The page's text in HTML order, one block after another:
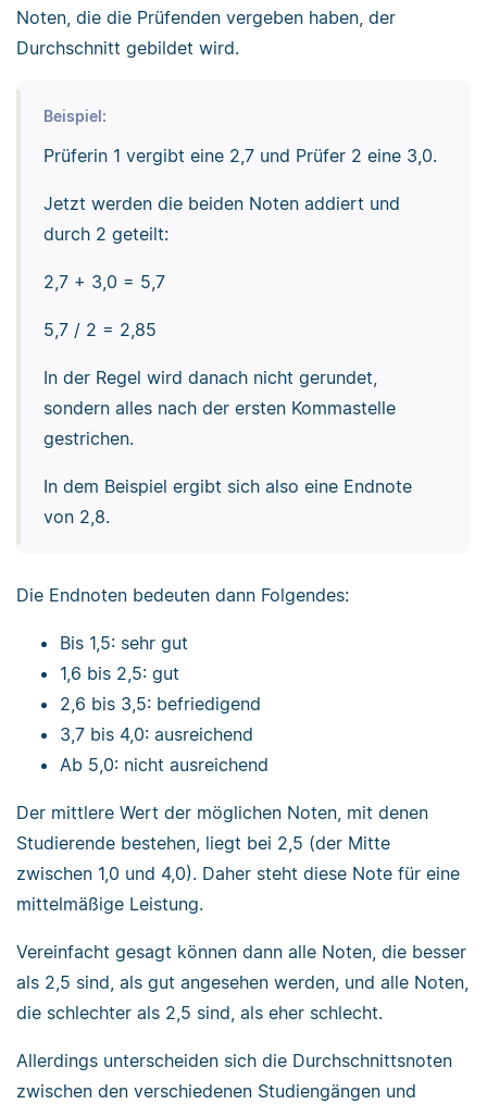
Noten, die die Prüfenden vergeben haben, der
Durchschnitt gebildet wird.
Beispiel:
Prüferin 1 vergibt eine 2,7 und Prüfer 2 eine 3,0.
Jetzt werden die beiden Noten addiert und
durch 2 geteilt:
2,7 + 3,0 = 5,7
5,7 / 2 = 2,85
In der Regel wird danach nicht gerundet,
sondern alles nach der ersten Kommastelle
gestrichen.
In dem Beispiel ergibt sich also eine Endnote
von 2,8.
Die Endnoten bedeuten dann Folgendes:
Bis 1,5: sehr gut
1,6 bis 2,5: gut
2,6 bis 3,5: befriedigend
3,7 bis 4,0: ausreichend
Ab 5,0: nicht ausreichend
Der mittlere Wert der möglichen Noten, mit denen
Studierende bestehen, liegt bei 2,5 (der Mitte
zwischen 1,0 und 4,0). Daher steht diese Note für eine
mittelmäßige Leistung.
Vereinfacht gesagt können dann alle Noten, die besser
als 2,5 sind, als gut angesehen werden, und alle Noten,
die schlechter als 2,5 sind, als eher schlecht.
Allerdings unterscheiden sich die Durchschnittsnoten
zwischen den verschiedenen Studiengängen und